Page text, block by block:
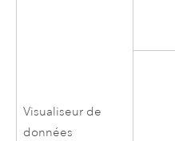
Visualiseur de
données